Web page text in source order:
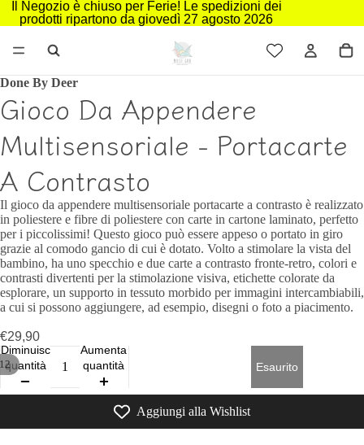
Il Negozio è chiuso per Ferie! Le spedizioni dei
prodotti ripartono da giovedì 27 agosto 2026
Riproduci
video
Done By Deer
Gioco Da Appendere
Multisensoriale - Portacarte
A Contrasto
Il gioco da appendere multisensoriale portacarte a contrasto è realizzato
in poliestere e fibre di poliestere con carte in cartone laminato, perfetto
per i piccolissimi! Questo gioco può essere appeso o portato in giro
grazie al comodo gancio di cui è dotato. Volto a stimolare la vista del
bambino, ha uno specchio e due carte a contrasto fronte-retro, colori e
contrasti divertenti per la stimolazione visiva, etichette colorate da
esplorare, un supporto in tessuto morbido per immagini intercambiabili,
a cui si possono aggiungere, ad esempio, disegni o foto a piacimento.
€29,90
Diminuisci
quantità
Aumenta
quantità
Esaurito
Aggiungi alla Wishlist